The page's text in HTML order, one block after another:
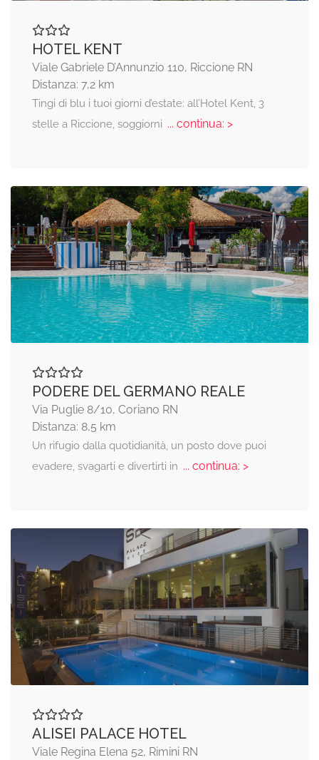
HOTEL KENT
Viale Gabriele D’Annunzio 110, Riccione RN
Distanza: 7,2 km
Tingi di blu i tuoi giorni d’estate: all’Hotel Kent, 3
stelle a Riccione, soggiorni ... continua: >
PODERE DEL GERMANO REALE
Via Puglie 8/10, Coriano RN
Distanza: 8,5 km
Un rifugio dalla quotidianità, un posto dove puoi
evadere, svagarti e divertirti in ... continua: >
ALISEI PALACE HOTEL
Viale Regina Elena 52, Rimini RN